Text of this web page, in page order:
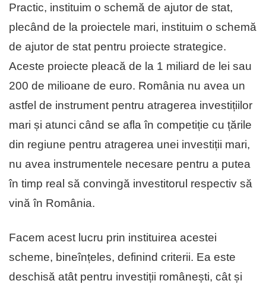
Practic, instituim o schemă de ajutor de stat,
plecând de la proiectele mari, instituim o schemă
de ajutor de stat pentru proiecte strategice.
Aceste proiecte pleacă de la 1 miliard de lei sau
200 de milioane de euro. România nu avea un
astfel de instrument pentru atragerea investițiilor
mari și atunci când se afla în competiție cu țările
din regiune pentru atragerea unei investiții mari,
nu avea instrumentele necesare pentru a putea
în timp real să convingă investitorul respectiv să
vină în România.
Facem acest lucru prin instituirea acestei
scheme, bineînțeles, definind criterii. Ea este
deschisă atât pentru investiții românești, cât și